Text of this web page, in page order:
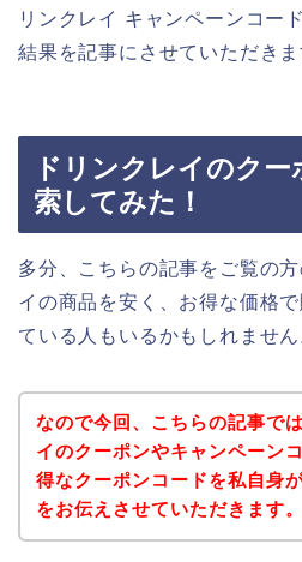
リンクレイ キャンペーンコー
結果を記事にさせていただきま
ドリンクレイのク
索してみた！
多分、こちらの記事をご覧の
イの商品を安く、お得な価格
ている人もいるかもしれません
なので今回、こちらの記事で
イのクーポンやキャンペーン
得なクーポンコードを私自身
をお伝えさせていただきます。